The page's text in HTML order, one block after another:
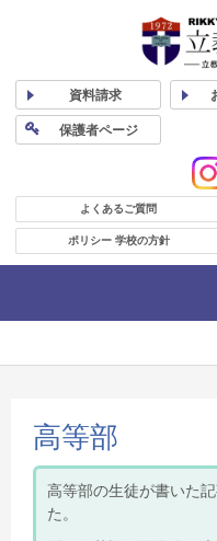
資料請求
保護者ページ
よくあるご質問
ポリシー 学校の方針
高等部
高等部の生徒が書いた
た。